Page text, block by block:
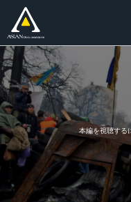
本編を視聴する